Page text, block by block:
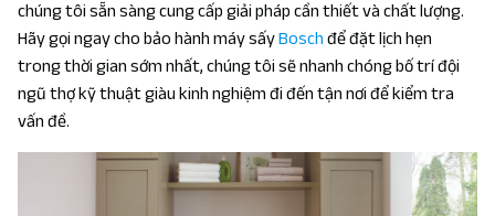
chúng tôi sẵn sàng cung cấp giải pháp cần thiết và chất lượng.
Hãy gọi ngay cho bảo hành máy sấyBosch để đặt lịch hẹn
trong thời gian sớm nhất, chúng tôi sẽ nhanh chóng bố trí đội
ngũ thợ kỹ thuật giàu kinh nghiệm đi đến tận nơi để kiểm tra
vấn đề.